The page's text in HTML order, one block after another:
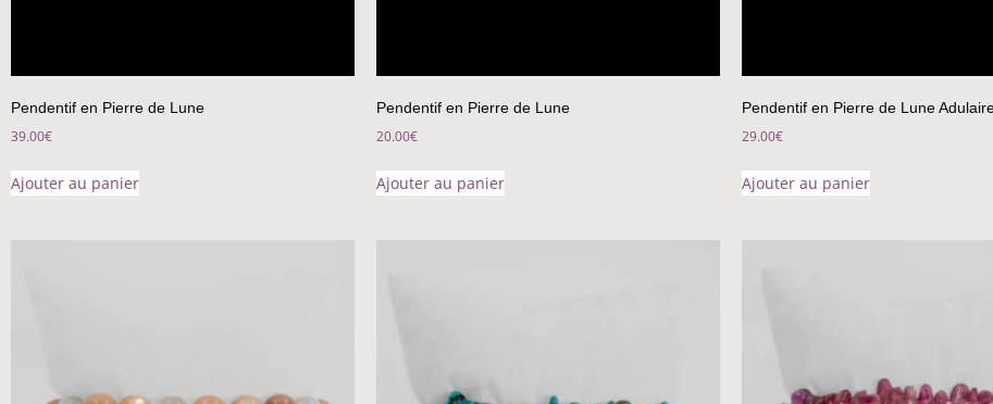
Pendentif en Pierre de Lune
39.00€
Ajouter au panier
Pendentif en Pierre de Lune
20.00€
Ajouter au panier
Pendentif en Pierre de Lune
29.00€
Ajouter au panier